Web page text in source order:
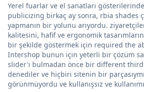
Yerel fuarlar ve el sanatları
publicizing birkaç ay sonra, rbia shades
yapmanın bir yolunu arıyordu.
kalitesini, hafif ve ergonomik
bir şekilde göstermek için required the
Intershop bunun için yeterli bir çözüm
slider'ı bulmadan önce bir different
denediler ve hiçbiri sitenin bir
görünmüyordu ve kullanışsız ve